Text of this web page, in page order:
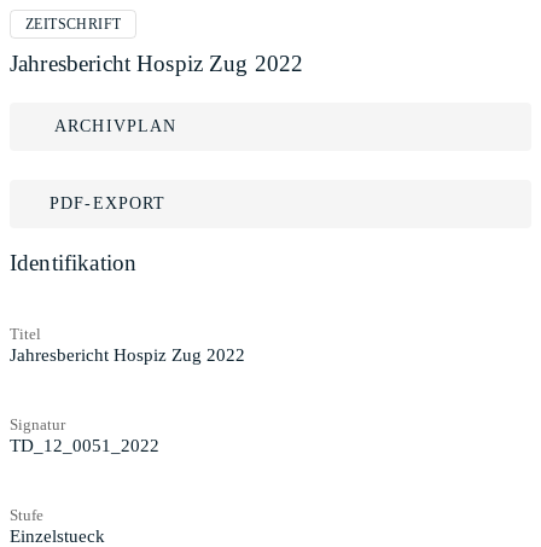
ZEITSCHRIFT
Jahresbericht Hospiz Zug 2022
ARCHIVPLAN
PDF-EXPORT
Identifikation
Titel
Jahresbericht Hospiz Zug 2022
Signatur
TD_12_0051_2022
Stufe
Einzelstueck